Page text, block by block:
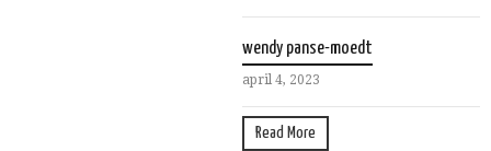
wendy panse-moedt
april 4, 2023
Read More